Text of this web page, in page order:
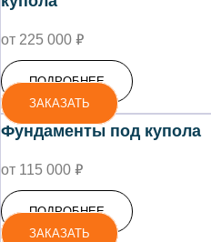
от 225 000 ₽
ПОДРОБНЕЕ
ЗАКАЗАТЬ
Фундаменты под купола
от 115 000 ₽
ПОДРОБНЕЕ
ЗАКАЗАТЬ